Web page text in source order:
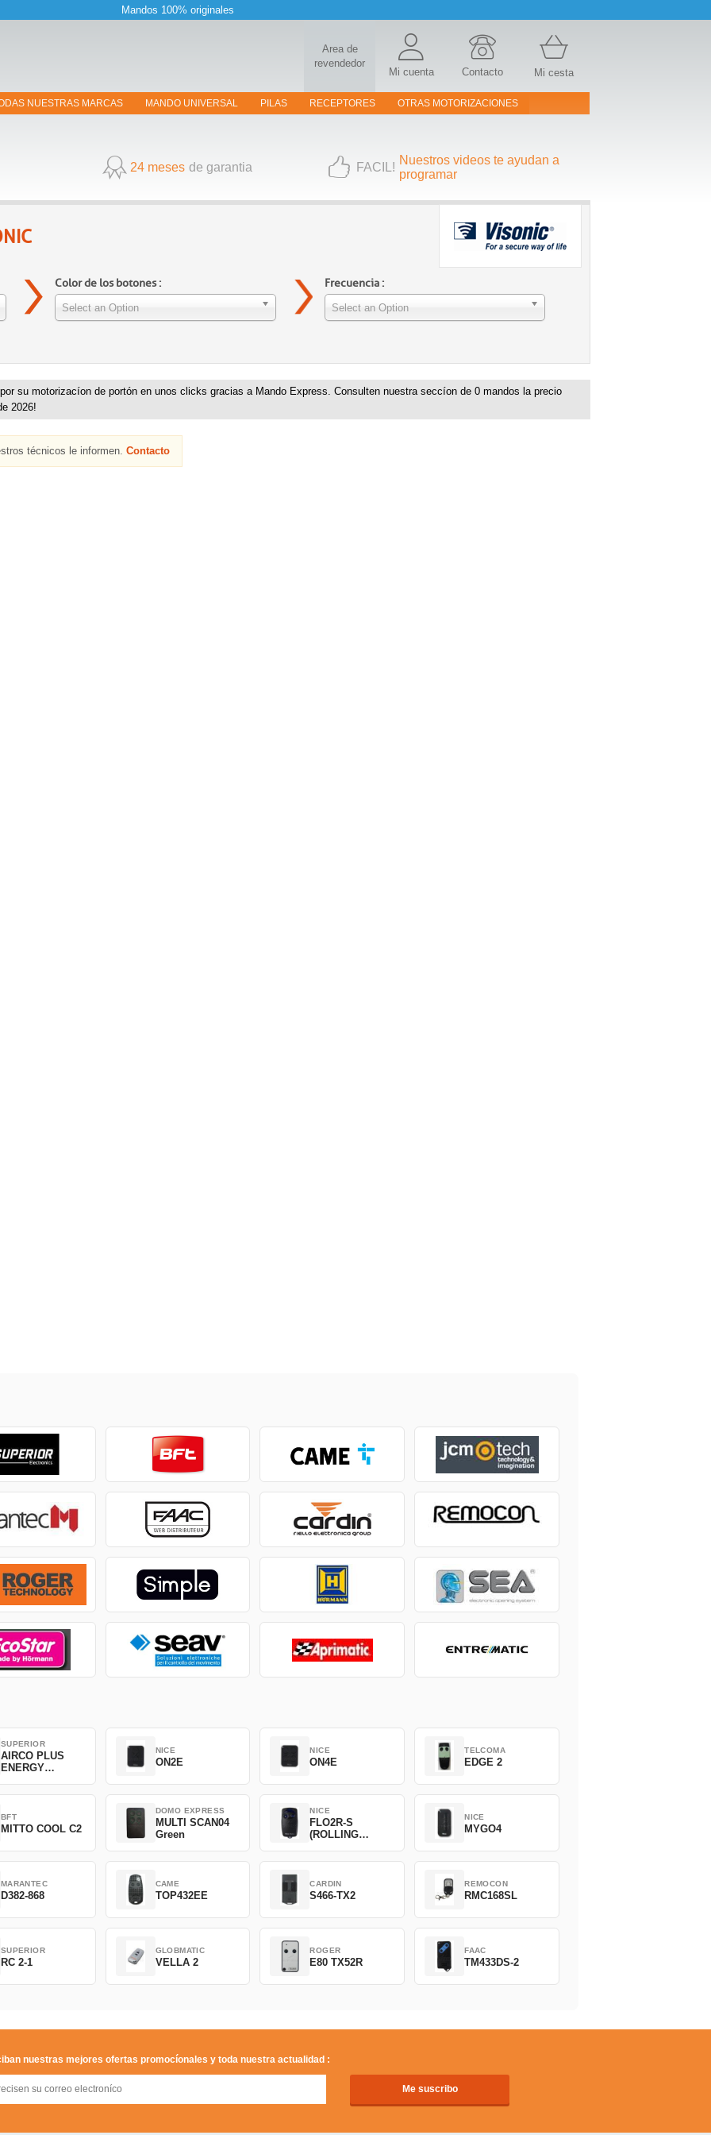
Mandos 100% originales
Area de
revendedor
Mi cuenta Contacto Mi cesta
NUESTRAS MARCAS MANDO UNIVERSAL PILAS RECEPTORES OTRAS MOTORIZACIONES
24 meses de garantia FACIL!
Nuestros videos te ayudan a
programar
Color de los botones :
Select an Option
Frecuencia :
Select an Option
su motorizacíon de portón en unos clicks gracias a Mando Express. Consulten nuestra seccíon de 0 mandos la precio
2026!
técnicos le informen. Contacto
SUPERIOR
AIRCO PLUS
ENERGY
NICE
ON2E
NICE
ON4E
TELCOMA
EDGE 2
BFT
MITTO COOL C2
DOMO EXPRESS
MULTI SCAN04
Green
NICE
FLO2R-S
(ROLLING
NICE
MYGO4
MARANTEC
D382-868
CAME
TOP432EE
CARDIN
S466-TX2
REMOCON
RMC168SL
SUPERIOR
RC 2-1
GLOBMATIC
VELLA 2
ROGER
E80 TX52R
FAAC
TM433DS-2
nuestras mejores ofertas promocíonales y toda nuestra actualidad :